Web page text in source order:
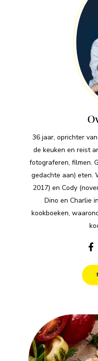
36 jaar, oprichter
de keuken en reist
fotograferen, filmen.
gedachte aan) eten.
2017) en Cody
Dino en Charlie
kookboeken,